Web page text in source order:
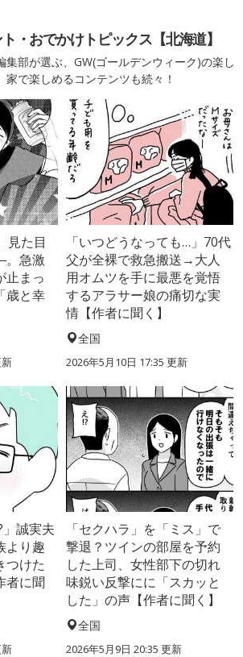
・おでかけトピックス【北海道】
集部が選ぶ、GW(ゴールデンウィーク)の楽し
家で楽しめるコンテンツも続々！
見た目
急激
止まっ
歳と幸
「いつどうなっても…」70代
父が全裸で救急搬送→大人
用オムツを手に最悪を覚悟
するアラサー娘の痛切な実
情【作者に聞く】
全国
2026年5月10日 17:35 更新
」誠実夫
より趣
つけた
者に聞
「セクハラ」を「ミス」で
撃退？ツインの部屋を予約
した上司、女性部下の切れ
味鋭い反撃にに「スカッと
した」の声【作者に聞く】
全国
2026年5月9日 20:35 更新